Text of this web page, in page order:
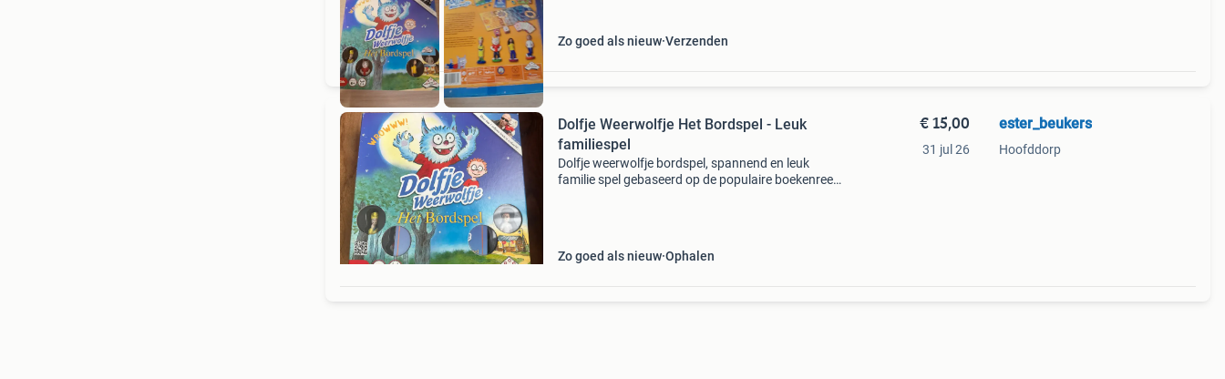
Zo goed als nieuw Verzenden
Dolfje Weerwolfje Het Bordspel - Leuk
familiespel
Dolfje weerwolfje bordspel, spannend en leuk
familie spel gebaseerd op de populaire boekenreeks
Zo goed als nieuw Ophalen
€ 15,00
31 jul 26
ester_beukers
Hoofddorp